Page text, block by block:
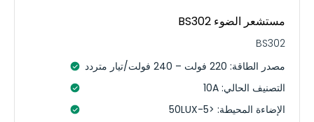
مستشعر الضوء BS302
BS302
مصدر الطاقة: 220 فولت – 240 فولت/تيار متردد
التصنيف الحالي: 10A
الإضاءة المحيطة: <5-50LUX